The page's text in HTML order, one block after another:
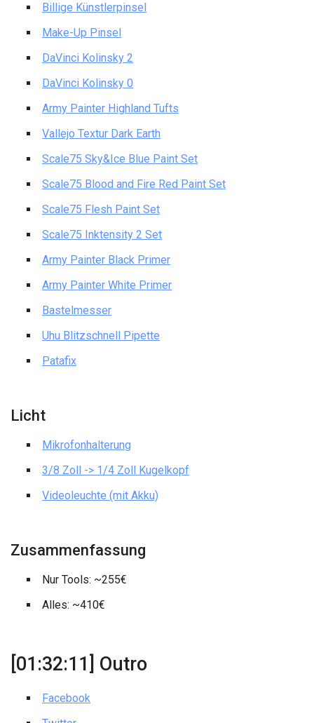
Billige Künstlerpinsel
Make-Up Pinsel
DaVinci Kolinsky 2
DaVinci Kolinsky 0
Army Painter Highland Tufts
Vallejo Textur Dark Earth
Scale75 Sky&Ice Blue Paint Set
Scale75 Blood and Fire Red Paint Set
Scale75 Flesh Paint Set
Scale75 Inktensity 2 Set
Army Painter Black Primer
Army Painter White Primer
Bastelmesser
Uhu Blitzschnell Pipette
Patafix
Licht
Mikrofonhalterung
3/8 Zoll -> 1/4 Zoll Kugelkopf
Videoleuchte (mit Akku)
Zusammenfassung
Nur Tools: ~255€
Alles: ~410€
[01:32:11] Outro
Facebook